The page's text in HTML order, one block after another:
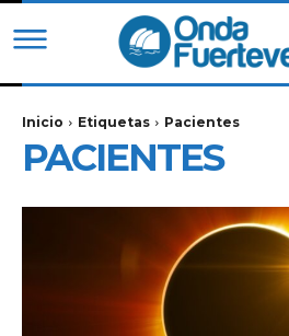
Inicio Etiquetas Pacientes
PACIENTES